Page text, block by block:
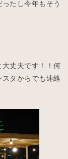
たし今年もそう
丈夫です！！何
タからでも連絡